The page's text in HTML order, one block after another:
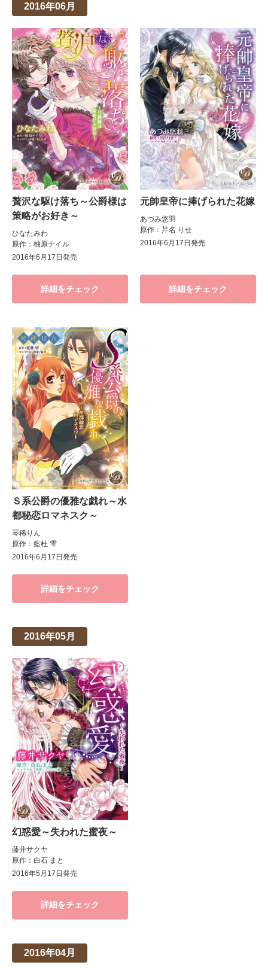
2016年06月
贅沢な駆け落ち～公爵様は
策略がお好き～
ひなたみわ
原作：柚原テイル
2016年6月17日発売
詳細をチェック
元帥皇帝に捧げられた花嫁
あづみ悠羽
原作：芹名 りせ
2016年6月17日発売
詳細をチェック
Ｓ系公爵の優雅な戯れ～水
都秘恋ロマネスク～
琴稀りん
原作：藍杜 雫
2016年6月17日発売
詳細をチェック
2016年05月
幻惑愛～失われた蜜夜～
藤井サクヤ
原作：白石 まと
2016年5月17日発売
詳細をチェック
2016年04月